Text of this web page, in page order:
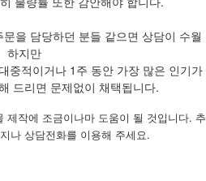
을 담당하던 분들 같으면 상담이 수월
하지만
중적이거나 1주 동안 가장 많은 인기가
드리면 문제없이 채택됩니다.
제작에 조금이나마 도움이 될 것입니다. 추
나 상담전화를 이용해 주세요.